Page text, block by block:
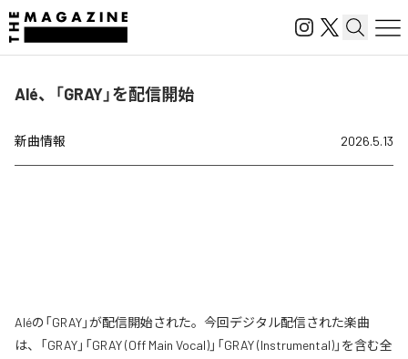
Alé、「GRAY」を配信開始
新曲情報 2026.5.13
Aléの「GRAY」が配信開始された。今回デジタル配信された楽曲
は、「GRAY」「GRAY (Off Main Vocal)」「GRAY (Instrumental)」を含む全